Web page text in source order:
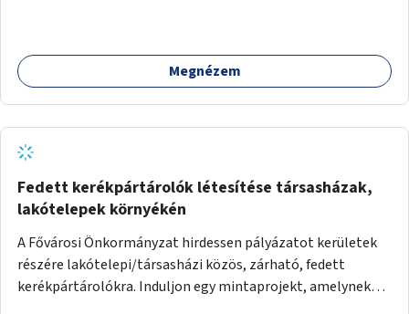
Megnézem
Fedett kerékpártárolók létesítése társasházak,
lakótelepek környékén
A Fővárosi Önkormányzat hirdessen pályázatot kerületek
részére lakótelepi/társasházi közös, zárható, fedett
kerékpártárolókra. Induljon egy mintaprojekt, amelynek